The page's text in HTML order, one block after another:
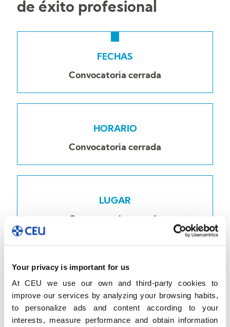
Your privacy is important for us
At CEU we use our own and third-party cookies to
improve our services by analyzing your browsing habits,
to personalize ads and content according to your
interests, measure performance and obtain information
de éxito profesional
FECHAS
Convocatoria cerrada
HORARIO
Convocatoria cerrada
LUGAR
Convocatoria cerrada
Dirigido a